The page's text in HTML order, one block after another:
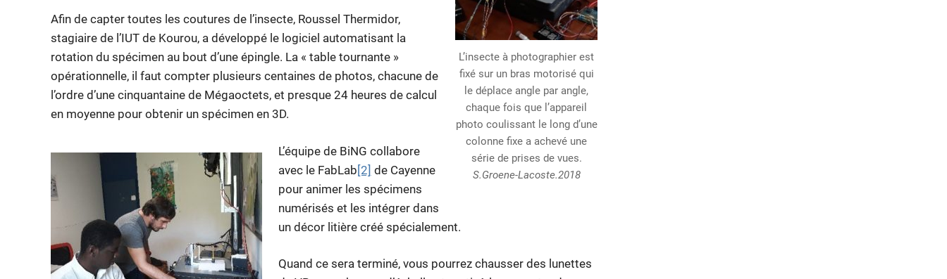
L’insecte à photographier est
fixé sur un bras motorisé qui
le déplace angle par angle,
chaque fois que l’appareil
photo coulissant le long d’une
colonne fixe a achevé une
série de prises de vues.
S.Groene-Lacoste.2018
Afin de capter toutes les coutures de l’insecte, Roussel Thermidor,
stagiaire de l’IUT de Kourou, a développé le logiciel automatisant la
rotation du spécimen au bout d’une épingle. La « table tournante »
opérationnelle, il faut compter plusieurs centaines de photos, chacune de
l’ordre d’une cinquantaine de Mégaoctets, et presque 24 heures de calcul
en moyenne pour obtenir un spécimen en 3D.
L’équipe de BiNG collabore
avec le FabLab[2] de Cayenne
pour animer les spécimens
numérisés et les intégrer dans
un décor litière créé spécialement.
Quand ce sera terminé, vous pourrez chausser des lunettes